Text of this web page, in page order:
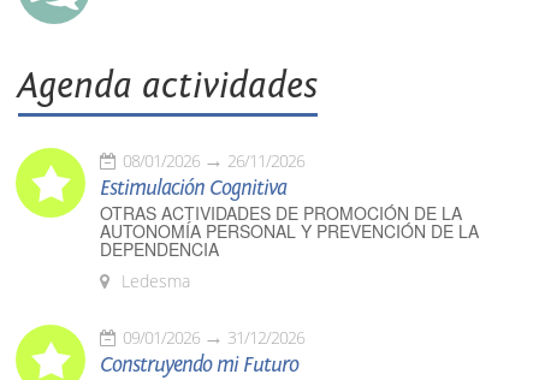
Agenda actividades
08/01/2026 26/11/2026
Estimulación Cognitiva
OTRAS ACTIVIDADES DE PROMOCIÓN DE LA
AUTONOMÍA PERSONAL Y PREVENCIÓN DE LA
DEPENDENCIA
Ledesma
09/01/2026 31/12/2026
Construyendo mi Futuro